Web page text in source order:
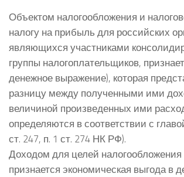
Объектом налогообложения и
налогу на прибыль для российских
являющихся участниками
группы налогоплательщиков,
денежное выражение), которая
разницу между полученными ими
величиной произведенных ими
определяются в соответствии с
ст. 247, п. 1 ст. 274 НК РФ).
Доходом для целей
признается экономическая выгода в